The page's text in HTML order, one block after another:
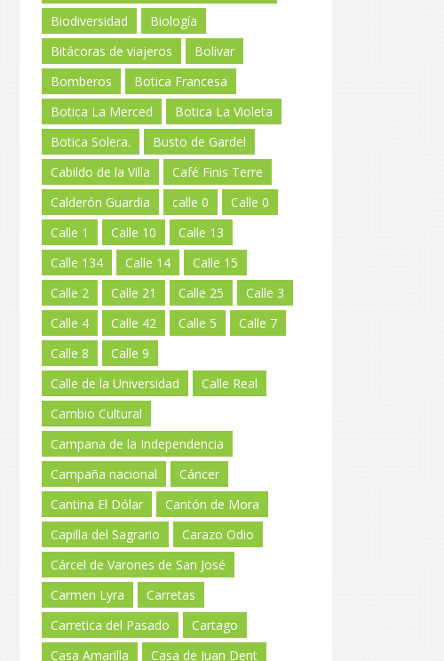
Biodiversidad
Biología
Bitácoras de viajeros
Bolivar
Bomberos
Botica Francesa
Botica La Merced
Botica La Violeta
Botica Solera.
Busto de Gardel
Cabildo de la Villa
Café Finis Terre
Calderón Guardia
calle 0
Calle 0
Calle 1
Calle 10
Calle 13
Calle 134
Calle 14
Calle 15
Calle 2
Calle 21 Calle 25
Calle 3
Calle 4
Calle 42 Calle 5
Calle 7
Calle 8
Calle 9
Calle de la Universidad
Calle Real
Cambio Cultural
Campana de la Independencia
Campaña nacional
Cáncer
Cantina El Dólar
Cantón de Mora
Capilla del Sagrario
Carazo Odio
Cárcel de Varones de San José
Carmen Lyra
Carretas
Carretica del Pasado
Cartago
Casa Amarilla
Casa de Juan Dent